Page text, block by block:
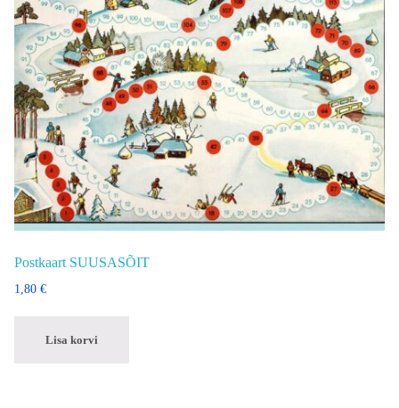
Postkaart SUUSASÕIT
1,80 €
Lisa korvi